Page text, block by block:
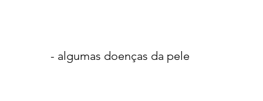
- algumas doenças da pele